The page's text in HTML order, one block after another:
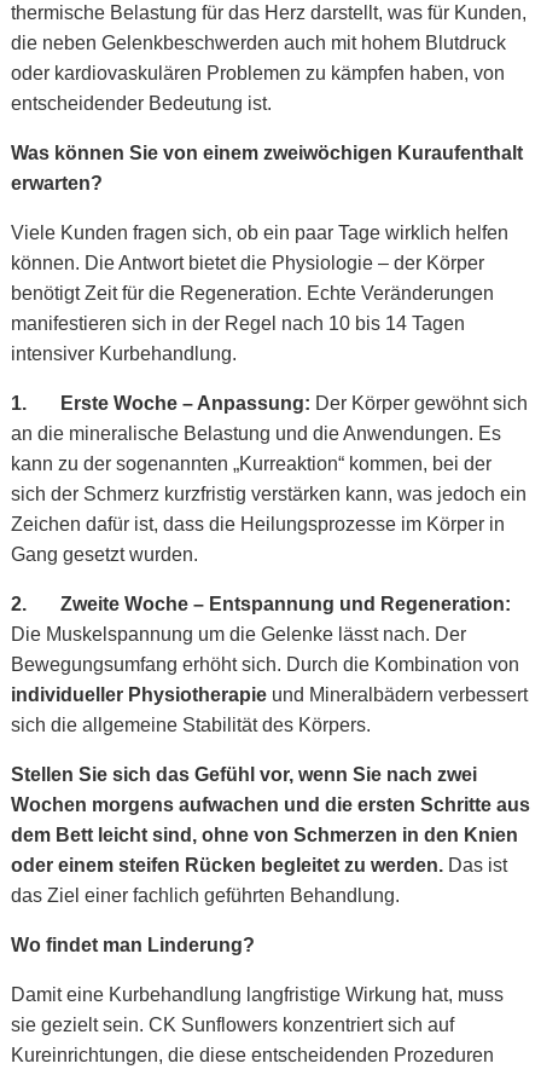
thermische Belastung für das Herz darstellt, was für Kunden,
die neben Gelenkbeschwerden auch mit hohem Blutdruck
oder kardiovaskulären Problemen zu kämpfen haben, von
entscheidender Bedeutung ist.
Was können Sie von einem zweiwöchigen Kuraufenthalt
erwarten?
Viele Kunden fragen sich, ob ein paar Tage wirklich helfen
können. Die Antwort bietet die Physiologie – der Körper
benötigt Zeit für die Regeneration. Echte Veränderungen
manifestieren sich in der Regel nach 10 bis 14 Tagen
intensiver Kurbehandlung.
1. Erste Woche – Anpassung: Der Körper gewöhnt sich
an die mineralische Belastung und die Anwendungen. Es
kann zu der sogenannten „Kurreaktion“ kommen, bei der
sich der Schmerz kurzfristig verstärken kann, was jedoch ein
Zeichen dafür ist, dass die Heilungsprozesse im Körper in
Gang gesetzt wurden.
2. Zweite Woche – Entspannung und Regeneration:
Die Muskelspannung um die Gelenke lässt nach. Der
Bewegungsumfang erhöht sich. Durch die Kombination von
individueller Physiotherapie und Mineralbädern verbessert
sich die allgemeine Stabilität des Körpers.
Stellen Sie sich das Gefühl vor, wenn Sie nach zwei
Wochen morgens aufwachen und die ersten Schritte aus
dem Bett leicht sind, ohne von Schmerzen in den Knien
oder einem steifen Rücken begleitet zu werden. Das ist
das Ziel einer fachlich geführten Behandlung.
Wo findet man Linderung?
Damit eine Kurbehandlung langfristige Wirkung hat, muss
sie gezielt sein. CK Sunflowers konzentriert sich auf
Kureinrichtungen, die diese entscheidenden Prozeduren